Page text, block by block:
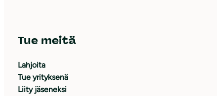
Tue meitä
Lahjoita
Tue yrityksenä
Liity jäseneksi